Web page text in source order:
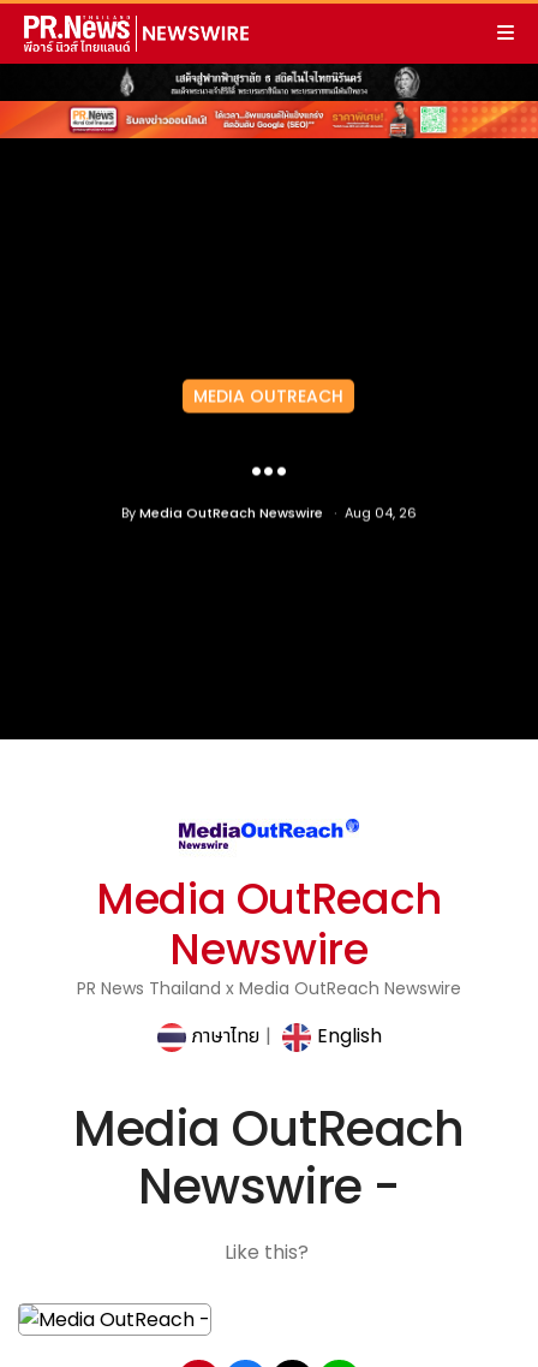
MEDIA OUTREACH
...
ByMedia OutReach Newswire Aug 04, 26
Media OutReach
Newswire
PR News Thailand x Media OutReach Newswire
ภาษาไทย | English
Media OutReach
Newswire -
Like this?